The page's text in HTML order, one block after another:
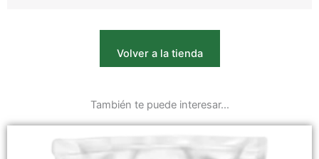
Volver a la tienda
También te puede interesar...